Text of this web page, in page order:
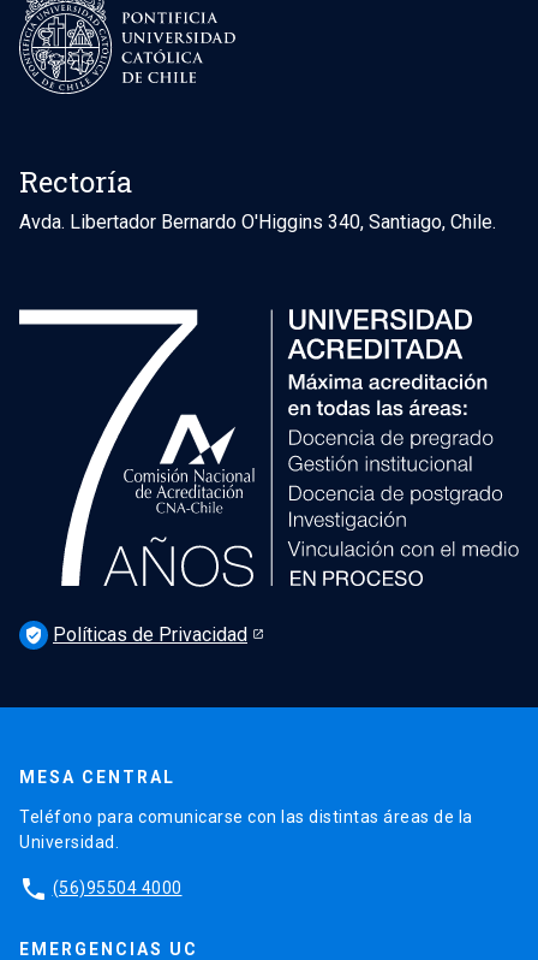
Rectoría
Avda. Libertador Bernardo O'Higgins 340, Santiago, Chile.
verified_user Políticas de Privacidad
MESA CENTRAL
Teléfono para comunicarse con las distintas áreas de la
Universidad.
phone (56)95504 4000
EMERGENCIAS UC